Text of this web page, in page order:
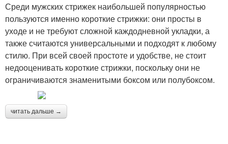
Среди мужских стрижек наибольшей популярностью
пользуются именно короткие стрижки: они просты в
уходе и не требуют сложной каждодневной укладки, а
также считаются универсальными и подходят к любому
стилю. При всей своей простоте и удобстве, не стоит
недооценивать короткие стрижки, поскольку они не
ограничиваются знаменитыми боксом или полубоксом.
читать дальше →